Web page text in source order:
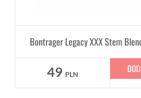
Bontrager Legacy XXX Stem
49 PLN